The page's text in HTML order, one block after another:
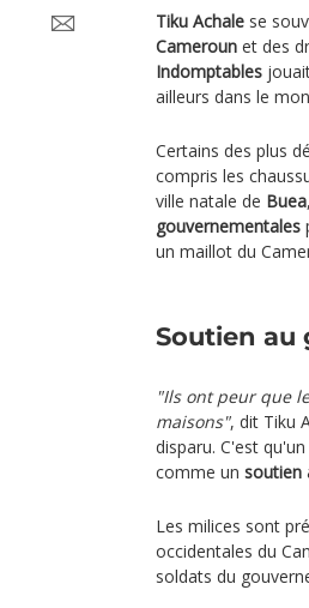
Tiku Achale se
Cameroun et des
Indomptables
ailleurs dans le
Certains des plus
compris les
ville natale de Buea
gouvernementales
un maillot du
Soutien au
"Ils ont peur que
maisons", dit Tiku
disparu. C'est
comme un soutien
Les milices sont
occidentales du
soldats du